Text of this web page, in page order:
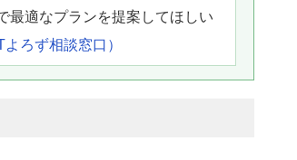
最適なプランを提案してほしい
ろず相談窓口）